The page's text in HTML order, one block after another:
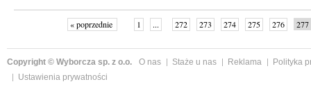
« poprzednie 1 ... 272 273 274 275 276 277
Copyright © Wyborcza sp. z o.o. O nas Staże u nas Reklama
Polityka
Ustawienia prywatności